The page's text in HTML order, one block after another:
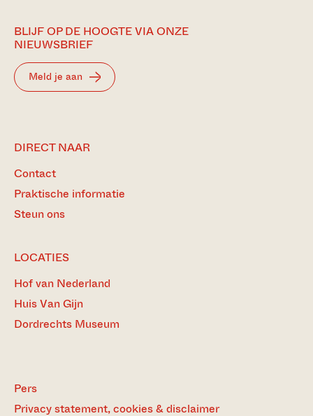
BLIJF OP DE HOOGTE VIA ONZE
NIEUWSBRIEF
Meld je aan
DIRECT NAAR
Contact
Praktische informatie
Steun ons
LOCATIES
Hof van Nederland
Huis Van Gijn
Dordrechts Museum
Pers
Privacy statement, cookies & disclaimer